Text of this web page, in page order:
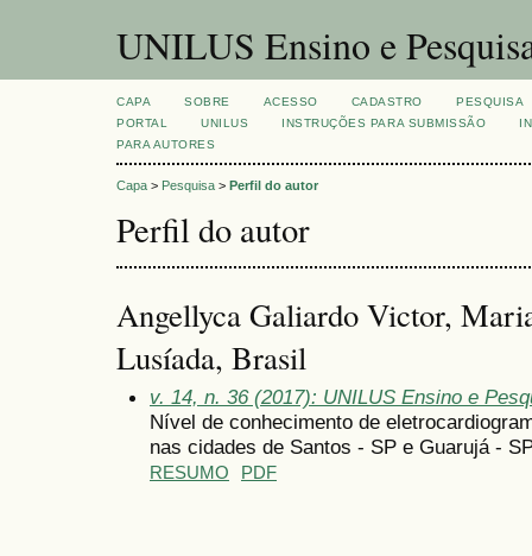
UNILUS Ensino e
CAPA SOBRE ACESSO CADASTRO
PESQUISA
PORTAL
UNILUS INSTRUÇÕES PARA SUBMISSÃO
PARA AUTORES
Capa > Pesquisa > Perfil do autor
Perfil do autor
Angellyca Galiardo Victor,
Lusíada, Brasil
v. 14, n. 36 (2017): UNILUS Ensino e
Nível de conhecimento de
nas cidades de Santos - SP e Guarujá -
RESUMO PDF